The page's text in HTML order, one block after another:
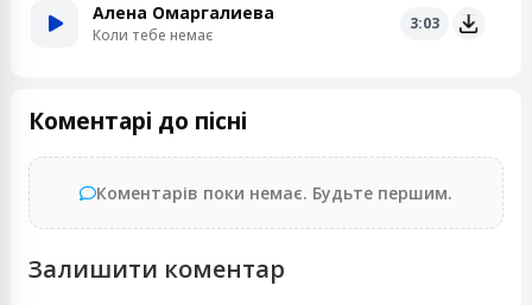
Алена Омаргалиева
Коли тебе немає
3:03
Коментарі до пісні
Коментарів поки немає. Будьте першим.
Залишити коментар